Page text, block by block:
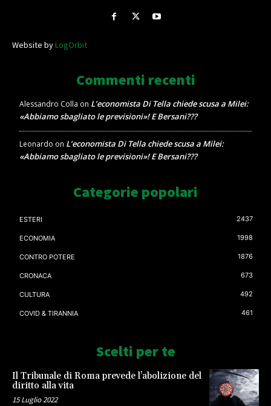
Website byLogOrbit
Commenti recenti
Alessandro Colla on L’economista Di Tella chiede scusa a Milei:
«Abbiamo sbagliato le previsioni»! E Bersani???
Leonardo on L’economista Di Tella chiede scusa a Milei:
«Abbiamo sbagliato le previsioni»! E Bersani???
Categorie popolari
ESTERI 2437
ECONOMIA 1998
CONTRO POTERE 1876
CRONACA 673
CULTURA 492
COVID & TIRANNIA 461
Scelti per te
Il Tribunale di Roma prevede l’abolizione del
diritto alla vita
15 Luglio 2022